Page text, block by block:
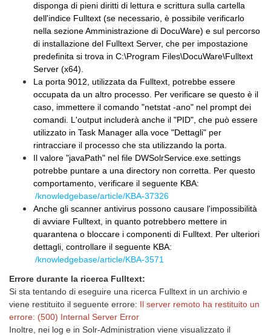
disponga di pieni diritti di lettura e scrittura sulla cartella
dell'indice Fulltext (se necessario, è possibile verificarlo
nella sezione Amministrazione di DocuWare) e sul percorso
di installazione del Fulltext Server, che per impostazione
predefinita si trova in C:\Program Files\DocuWare\Fulltext
Server (x64).
La porta 9012, utilizzata da Fulltext, potrebbe essere
occupata da un altro processo. Per verificare se questo è il
caso, immettere il comando "netstat -ano" nel prompt dei
comandi. L'output includerà anche il "PID", che può essere
utilizzato in Task Manager alla voce "Dettagli" per
rintracciare il processo che sta utilizzando la porta.
Il valore "javaPath" nel file DWSolrService.exe.settings
potrebbe puntare a una directory non corretta. Per questo
comportamento, verificare il seguente KBA:
/knowledgebase/article/KBA-37326
Anche gli scanner antivirus possono causare l'impossibilità
di avviare Fulltext, in quanto potrebbero mettere in
quarantena o bloccare i componenti di Fulltext. Per ulteriori
dettagli, controllare il seguente KBA:
/knowledgebase/article/KBA-3571
Errore durante la ricerca Fulltext:
Si sta tentando di eseguire una ricerca Fulltext in un archivio e
viene restituito il seguente errore: Il server remoto ha restituito un
errore: (500) Internal Server Error
Inoltre, nei log e in Solr-Administration viene visualizzato il